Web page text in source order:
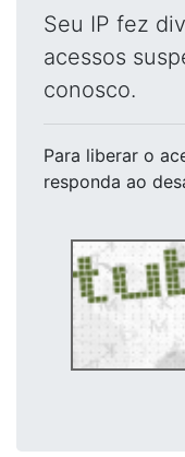
Seu IP fez
acessos
conosco.
Para liberar o
responda ao